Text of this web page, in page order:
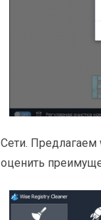
Сети. Предлагаем
оценить